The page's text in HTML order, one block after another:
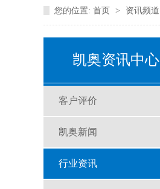
您的位置: 首页 > 资讯频道
凯奥资讯中心
客户评价
凯奥新闻
行业资讯